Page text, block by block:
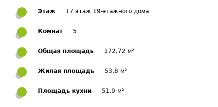
Этаж 17 этаж 19-этажного дома
Комнат 5
Общая площадь 172.72 м²
Жилая площадь 53.8 м²
Площадь кухни 51.9 м²